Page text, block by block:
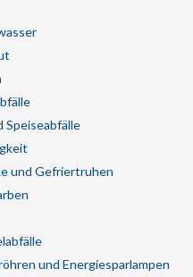
Speiseabfälle
und Gefriertruhen
und Energiesparlampen